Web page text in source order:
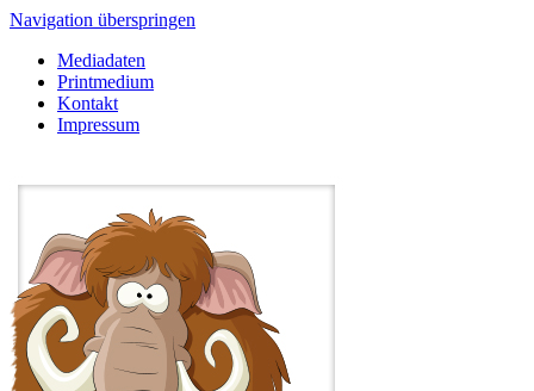
Navigation überspringen
Mediadaten
Printmedium
Kontakt
Impressum